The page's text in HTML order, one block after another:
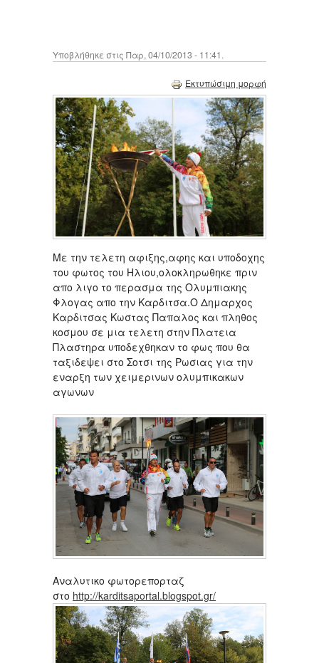
Υποβλήθηκε στις Παρ, 04/10/2013 - 11:41.
Εκτυπώσιμη μορφή
Με την τελετη αφιξης,αφης και υποδοχης
του φωτος του Ηλιου,ολοκληρωθηκε πριν
απο λιγο το περασμα της Ολυμπιακης
Φλογας απο την Καρδιτσα.Ο Δημαρχος
Καρδιτσας Κωστας Παπαλος και πληθος
κοσμου σε μια τελετη στην Πλατεια
Πλαστηρα υποδεχθηκαν το φως που θα
ταξιδεψει στο Σοτσι της Ρωσιας για την
εναρξη των χειμερινων ολυμπικακων
αγωνων
Αναλυτικο φωτορεπορταζ
στο http://karditsaportal.blogspot.gr/